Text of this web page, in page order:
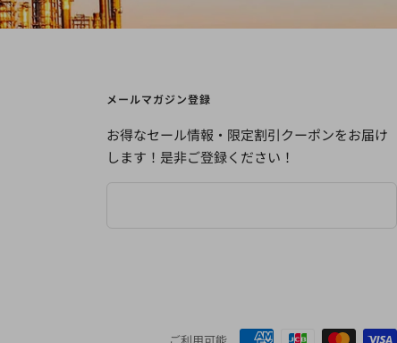
メールマガジン登録
お得なセール情報・限定割引クーポンをお届け
します！是非ご登録ください！
ご利用可能